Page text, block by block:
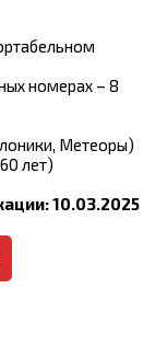
номерах – 8
Метеоры)
лет)
10.03.2025